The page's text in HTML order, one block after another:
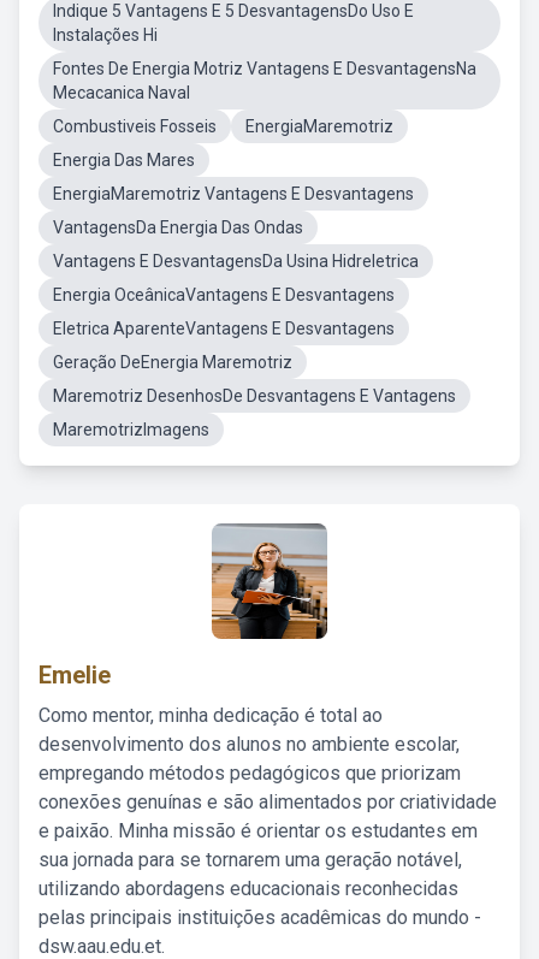
Indique 5 Vantagens E 5 DesvantagensDo Uso E
Instalações Hi
Fontes De Energia Motriz Vantagens E DesvantagensNa
Mecacanica Naval
Combustiveis Fosseis
EnergiaMaremotriz
Energia Das Mares
EnergiaMaremotriz Vantagens E Desvantagens
VantagensDa Energia Das Ondas
Vantagens E DesvantagensDa Usina Hidreletrica
Energia OceânicaVantagens E Desvantagens
Eletrica AparenteVantagens E Desvantagens
Geração DeEnergia Maremotriz
Maremotriz DesenhosDe Desvantagens E Vantagens
MaremotrizImagens
Emelie
Como mentor, minha dedicação é total ao
desenvolvimento dos alunos no ambiente escolar,
empregando métodos pedagógicos que priorizam
conexões genuínas e são alimentados por criatividade
e paixão. Minha missão é orientar os estudantes em
sua jornada para se tornarem uma geração notável,
utilizando abordagens educacionais reconhecidas
pelas principais instituições acadêmicas do mundo -
dsw.aau.edu.et.